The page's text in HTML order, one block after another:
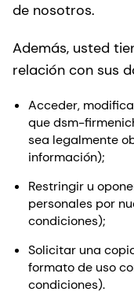
de nosotros.
Además, usted
relación con sus
Acceder,
que dsm-
sea legalmente
información);
Restringir u
personales por
condiciones);
Solicitar una
formato de uso
condiciones).